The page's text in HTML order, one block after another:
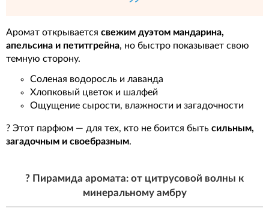
Аромат открывается свежим дуэтом мандарина,
апельсина и петитгрейна, но быстро показывает свою
темную сторону.
Соленая водоросль и лаванда
Хлопковый цветок и шалфей
Ощущение сырости, влажности и загадочности
? Этот парфюм — для тех, кто не боится быть сильным,
загадочным и своебразным.
? Пирамида аромата: от цитрусовой волны к
минеральному амбру